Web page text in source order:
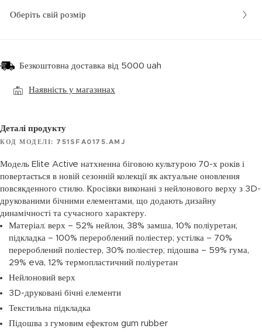
Оберіть свій розмір
Безкоштовна доставка від 5000 uah
Наявність у магазинах
Деталі продукту
КОД МОДЕЛІ: 751SFA0175.AMJ
Модель Elite Active натхненна біговою культурою 70-х років і
повертається в новій сезонній колекції як актуальне оновлення
повсякденного стилю. Кросівки виконані з нейлонового верху з 3D-
друкованими бічними елементами, що додають дизайну
динамічності та сучасного характеру.
Матеріал: верх – 52% нейлон, 38% замша, 10% поліуретан;
підкладка – 100% перероблений поліестер; устілка – 70%
перероблений поліестер, 30% поліестер; підошва – 59% гума,
29% eva, 12% термопластичний поліуретан
Нейлоновий верх
3D-друковані бічні елементи
Текстильна підкладка
Підошва з гумовим ефектом gum rubber